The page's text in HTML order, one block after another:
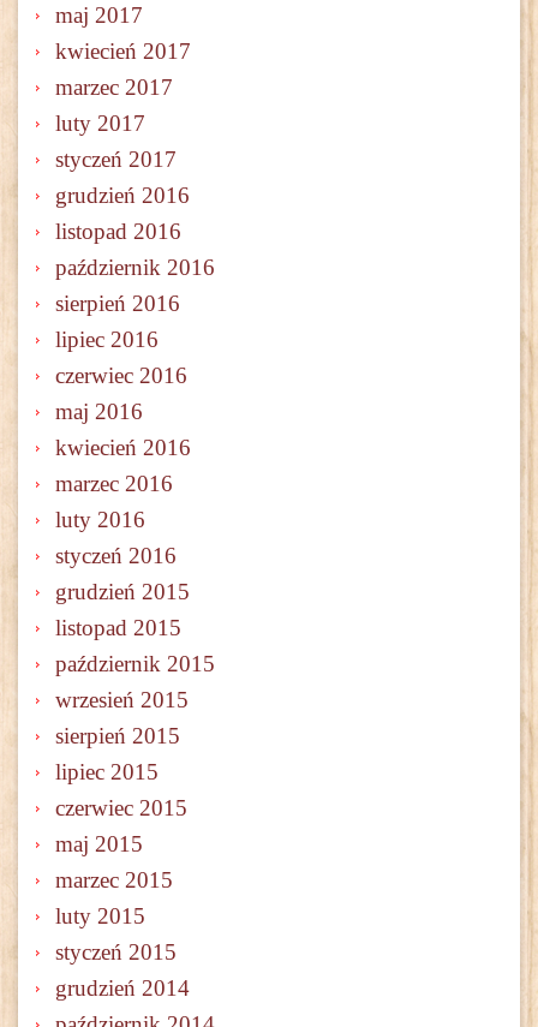
maj 2017
kwiecień 2017
marzec 2017
luty 2017
styczeń 2017
grudzień 2016
listopad 2016
październik 2016
sierpień 2016
lipiec 2016
czerwiec 2016
maj 2016
kwiecień 2016
marzec 2016
luty 2016
styczeń 2016
grudzień 2015
listopad 2015
październik 2015
wrzesień 2015
sierpień 2015
lipiec 2015
czerwiec 2015
maj 2015
marzec 2015
luty 2015
styczeń 2015
grudzień 2014